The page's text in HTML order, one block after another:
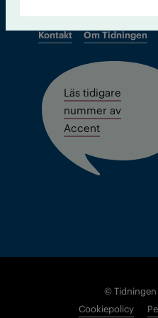
Kontakt Om Tidningen
Läs tidigare
nummer av
Accent
©
Cookiepolicy